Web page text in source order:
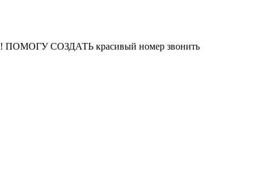
ПОМОГУ СОЗДАТЬ красивый номер звонить